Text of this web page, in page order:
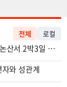
전체 로컬
천하람, 현역 의원 최초 신병교육 입소…논산서 2박3일 생활
와 성관계